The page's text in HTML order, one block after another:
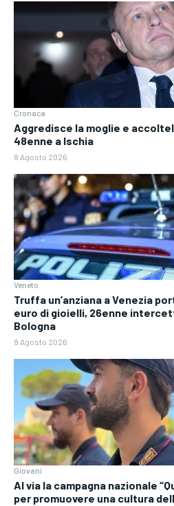
Cronaca
Aggredisce la moglie e
48enne a Ischia
8 Agosto 2026
Veneto
Truffa un’anziana a Venezia
euro di gioielli, 26enne
Bologna
8 Agosto 2026
Giovani
Al via la campagna nazionale
per promuovere una cultura